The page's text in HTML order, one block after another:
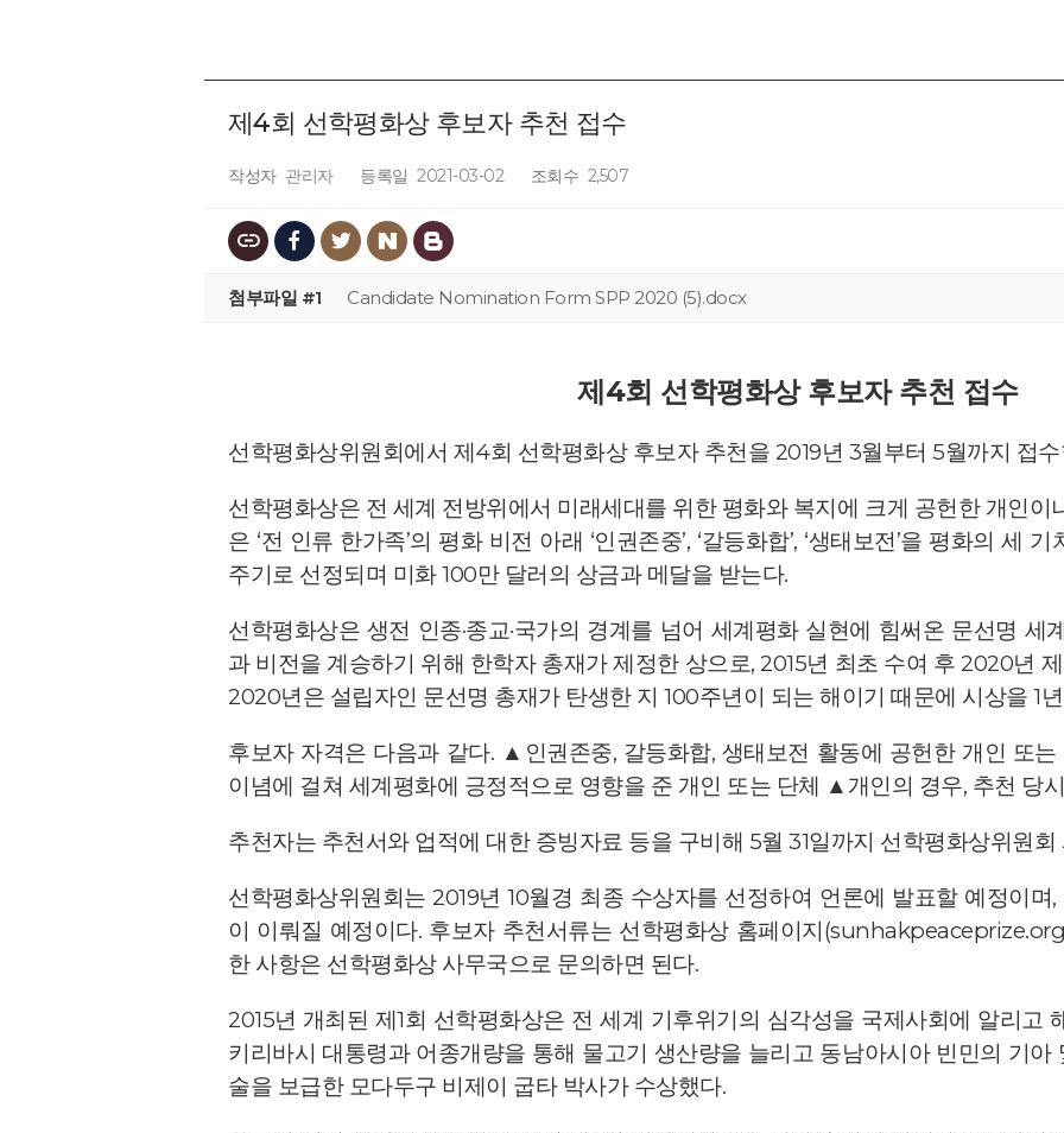
제4회 선학평화상 후보자 추천 접수
작성자 관리자 등록일 2021-03-02 조회수 2,507
첨부파일 #1 Candidate Nomination Form SPP 2020 (5).docx
제4회 선학평화상 후보자 추천 접수
선학평화상위원회에서 제4회 선학평화상 후보자 추천을 2019년 3월부터 5월까지 접
선학평화상은 전 세계 전방위에서 미래세대를 위한 평화와 복지에 크게 공헌한 개인이
은 ‘전 인류 한가족’의 평화 비전 아래 ‘인권존중’, ‘갈등화합’, ‘생태보전’을 평화의 세
주기로 선정되며 미화 100만 달러의 상금과 메달을 받는다.
선학평화상은 생전 인종·종교·국가의 경계를 넘어 세계평화 실현에 힘써온 문선명 세
과 비전을 계승하기 위해 한학자 총재가 제정한 상으로, 2015년 최초 수여 후 2020년
2020년은 설립자인 문선명 총재가 탄생한 지 100주년이 되는 해이기 때문에 시상을 1
후보자 자격은 다음과 같다. ▲인권존중, 갈등화합, 생태보전 활동에 공헌한 개인 또
이념에 걸쳐 세계평화에 긍정적으로 영향을 준 개인 또는 단체 ▲개인의 경우, 추천 당
추천자는 추천서와 업적에 대한 증빙자료 등을 구비해 5월 31일까지 선학평화상위원
선학평화상위원회는 2019년 10월경 최종 수상자를 선정하여 언론에 발표할 예정이
이 이뤄질 예정이다. 후보자 추천서류는 선학평화상 홈페이지
한 사항은 선학평화상 사무국으로 문의하면 된다.
2015년 개최된 제1회 선학평화상은 전 세계 기후위기의 심각성을 국제사회에 알리고
키리바시 대통령과 어종개량을 통해 물고기 생산량을 늘리고 동남아시아 빈민의 기
술을 보급한 모다두구 비제이 굽타 박사가 수상했다.